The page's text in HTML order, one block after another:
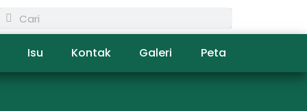
Isu Kontak Galeri Peta